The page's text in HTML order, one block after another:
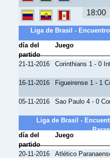
18:00
Liga de Brasil -
día del
partido
Juego
21-11-2016 Corinthians 1 - 0
16-11-2016 Figueirense 1 - 1
05-11-2016 Sao Paulo 4 - 0
Liga de Brasil -
día del
partido
Juego
20-11-2016 Atlético